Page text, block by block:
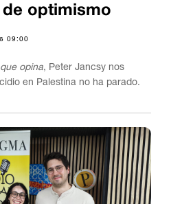
optimismo
09:00
opina, Peter Jancsy nos
en Palestina no ha parado.